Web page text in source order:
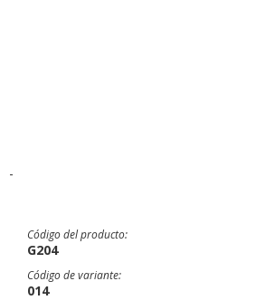
-
Código del producto:
G204
Código de variante:
014